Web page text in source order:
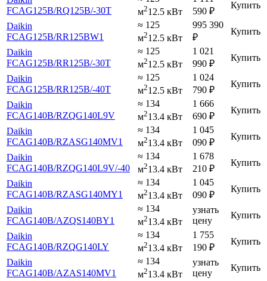
FCAG125B/RQ125B/-30T
м212.5 кВт
590 ₽
Купить
Daikin
FCAG125B/RR125BW1
≈ 125
м212.5 кВт
995 390
₽
Купить
Daikin
FCAG125B/RR125B/-30T
≈ 125
м212.5 кВт
1 021
990 ₽
Купить
Daikin
FCAG125B/RR125B/-40T
≈ 125
м212.5 кВт
1 024
790 ₽
Купить
Daikin
FCAG140B/RZQG140L9V
≈ 134
м213.4 кВт
1 666
690 ₽
Купить
Daikin
FCAG140B/RZASG140MV1
≈ 134
м213.4 кВт
1 045
090 ₽
Купить
Daikin
FCAG140B/RZQG140L9V/-40
≈ 134
м213.4 кВт
1 678
210 ₽
Купить
Daikin
FCAG140B/RZASG140MY1
≈ 134
м213.4 кВт
1 045
090 ₽
Купить
Daikin
FCAG140B/AZQS140BY1
≈ 134
м213.4 кВт
узнать
цену
Купить
Daikin
FCAG140B/RZQG140LY
≈ 134
м213.4 кВт
1 755
190 ₽
Купить
Daikin
FCAG140B/AZAS140MV1
≈ 134
м213.4 кВт
узнать
цену
Купить